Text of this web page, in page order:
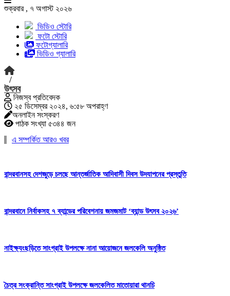
শুক্রবার , ৭ অগাস্ট ২০২৬
ভিডিও স্টোরি
ফটো স্টোরি
ফটোগ্যালারি
ভিডিও গ্যালারি
/
উৎসব
নিজস্ব প্রতিবেদক
২৫ ডিসেম্বর ২০২৪, ৬:৫৮ অপরাহ্ণ
অনলাইন সংস্করণ
পাঠক সংখ্যা ৫৩৪৪ জন
এ সম্পর্কিত আরও খবর
বান্দরবানসহ দেশজুড়ে চলছে আন্তর্জাতিক আদিবাসী দিবস উদযাপনের প্রস্তুতি
বান্দরবানে নির্বাকসহ ৭ ব্যান্ডের পরিবেশনায় জমজমাট ‘ব্যান্ড উৎসব ২০২৬’
নাইক্ষ্যংছড়িতে সাংগ্রাই উপলক্ষে নানা আয়োজনে জলকেলি অনুষ্ঠিত
চৈত্র সংক্রান্তি সাংগ্রাই উপলক্ষে জলকেলিত মাতোয়ারা থানচি